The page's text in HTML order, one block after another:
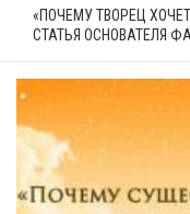
«ПОЧЕМУ ТВОРЕЦ
СТАТЬЯ ОСНОВАТЕЛЯ